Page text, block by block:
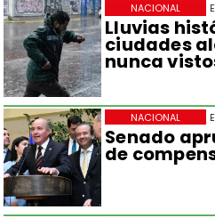
Lluvias
ciudades
nunca
NACIONAL
Senado
de
NACIONAL